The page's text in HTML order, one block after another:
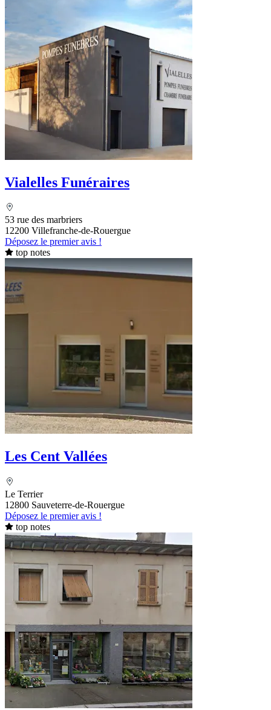
Vialelles Funéraires
53 rue des marbriers
12200 Villefranche-de-Rouergue
Déposez le premier avis !
top notes
Les Cent Vallées
Le Terrier
12800 Sauveterre-de-Rouergue
Déposez le premier avis !
top notes